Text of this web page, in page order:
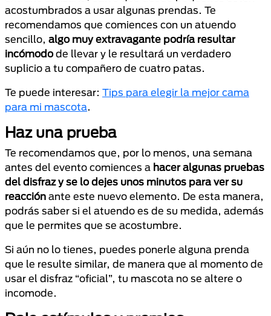
acostumbrados a usar algunas prendas. Te
recomendamos que comiences con un atuendo
sencillo, algo muy extravagante podría resultar
incómodode llevar y le resultará un verdadero
suplicio a tu compañero de cuatro patas.
Te puede interesar: Tips para elegir la mejor cama
para mi mascota
Haz una prueba
Te recomendamos que, por lo menos, una semana
antes del evento comiences a hacer algunas pruebas
del disfraz y se lo dejes unos minutos para ver su
reacción ante este nuevo elemento. De esta manera,
podrás saber si el atuendo es de su medida, además
que le permites que se acostumbre.
Si aún no lo tienes, puedes ponerle alguna prenda
que le resulte similar, de manera que al momento de
usar el disfraz “oficial”, tu mascota no se altere o
incomode.